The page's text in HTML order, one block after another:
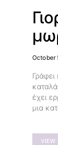
October
έχει
μια
VIEW